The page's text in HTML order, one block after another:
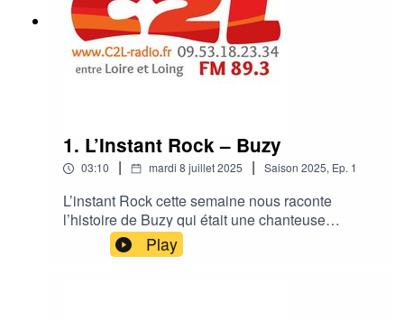
1. L’Instant Rock – Buzy
03:10 | mardi 8 juillet 2025 | Saison 2025, Ep. 1
L’instant Rock cette semaine nous raconte
l’histoire de Buzy qui était une chanteuse
française emblématique des années 80, connue
pour ses textes poétiques et sa présence
Play